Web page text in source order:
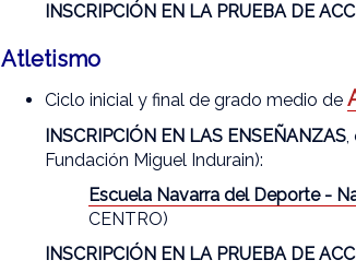
INSCRIPCIÓN EN LA PRUEBA DE
Atletismo
Ciclo inicial y final de grado medio de
INSCRIPCIÓN EN LAS ENSEÑANZAS,
Fundación Miguel Indurain):
Escuela Navarra del Deporte -
CENTRO)
INSCRIPCIÓN EN LA PRUEBA DE